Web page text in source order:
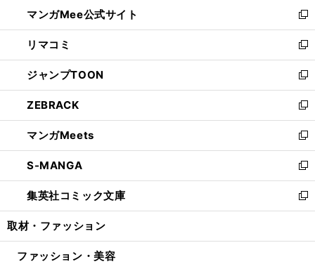
く
ド
ウ
で
開
く
ィ
ン
ド
ウ
で
開
く
い
ウ
ィ
ン
ド
ウ
で
開
く
マンガMee公式サイト
新
し
い
ウ
ィ
ン
ド
ウ
で
開
く
リマコミ
新
し
い
ウ
ィ
ン
ド
ウ
で
開
く
ジャンプTOON
新
し
い
ウ
ィ
ン
ド
ウ
で
開
ZEBRACK
新
し
い
ウ
ィ
ン
ド
ウ
開
マンガMeets
新
し
い
ウ
ィ
ン
ウ
S-MANGA
新
し
い
ウ
ン
集英社コミック文庫
新
し
ウ
取材・ファッション
ファッション・美容